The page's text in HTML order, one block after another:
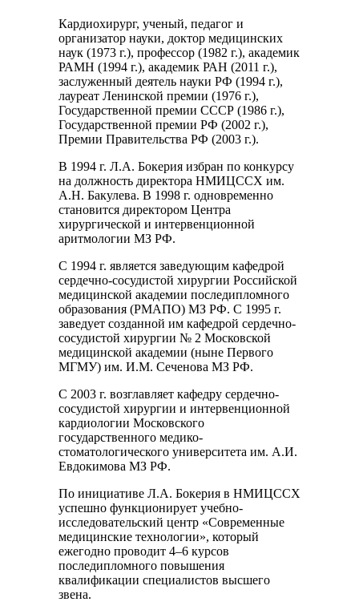
Кардиохирург, ученый, педагог и
организатор науки, доктор медицинских
наук (1973 г.), профессор (1982 г.), академик
РАМН (1994 г.), академик РАН (2011 г.),
заслуженный деятель науки РФ (1994 г.),
лауреат Ленинской премии (1976 г.),
Государственной премии СССР (1986 г.),
Государственной премии РФ (2002 г.),
Премии Правительства РФ (2003 г.).
В 1994 г. Л.А. Бокерия избран по конкурсу
на должность директора НМИЦССХ им.
А.Н. Бакулева. В 1998 г. одновременно
становится директором Центра
хирургической и интервенционной
аритмологии МЗ РФ.
С 1994 г. является заведующим кафедрой
сердечно-сосудистой хирургии Российской
медицинской академии последипломного
образования (РМАПО) МЗ РФ. С 1995 г.
заведует созданной им кафедрой сердечно-
сосудистой хирургии № 2 Московской
медицинской академии (ныне Первого
МГМУ) им. И.М. Сеченова МЗ РФ.
С 2003 г. возглавляет кафедру сердечно-
сосудистой хирургии и интервенционной
кардиологии Московского
государственного медико-
стоматологического университета им. А.И.
Евдокимова МЗ РФ.
По инициативе Л.А. Бокерия в НМИЦССХ
успешно функционирует учебно-
исследовательский центр «Современные
медицинские технологии», который
ежегодно проводит 4–6 курсов
последипломного повышения
квалификации специалистов высшего
звена.